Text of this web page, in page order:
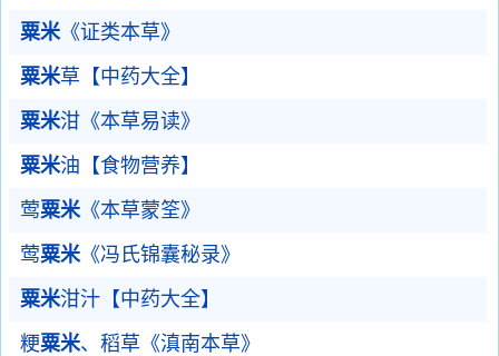
粟米《证类本草》
粟米草【中药大全】
粟米泔《本草易读》
粟米油【食物营养】
莺粟米《本草蒙筌》
莺粟米《冯氏锦囊秘录》
粟米泔汁【中药大全】
粳粟米、稻草《滇南本草》